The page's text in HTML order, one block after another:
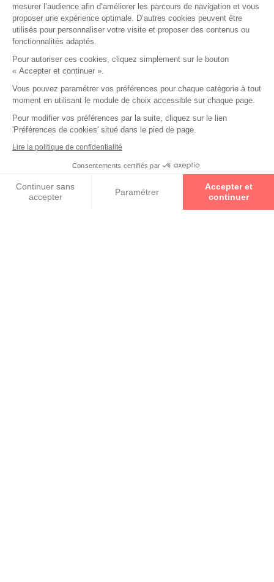
RETOUR VERS LA LISTE DES
RÉSULTATS
Un Opticien Par Conviction est un spécialiste proche de
vous géographiquement et humainement. Avec 2 000
toujours un Opticien Par Conviction pour mettre à votre
prestation la plus personnalisée possible.
En savoir +
mesurer l’audience afin d’améliorer les parcours de navigation et vous
proposer une expérience optimale. D’autres cookies peuvent être
utilisés pour personnaliser votre visite et proposer des contenus ou
fonctionnalités adaptés.
Pour autoriser ces cookies, cliquez simplement sur le bouton
« Accepter et continuer ».
Vous pouvez paramétrer vos préférences pour chaque catégorie à tout
moment en utilisant le module de choix accessible sur chaque page.
Pour modifier vos préférences par la suite, cliquez sur le lien
'Préférences de cookies' situé dans le pied de page.
Lire la politique de confidentialité
Consentements certifiés par
Continuer sans
accepter
Paramétrer
Accepter et
continuer